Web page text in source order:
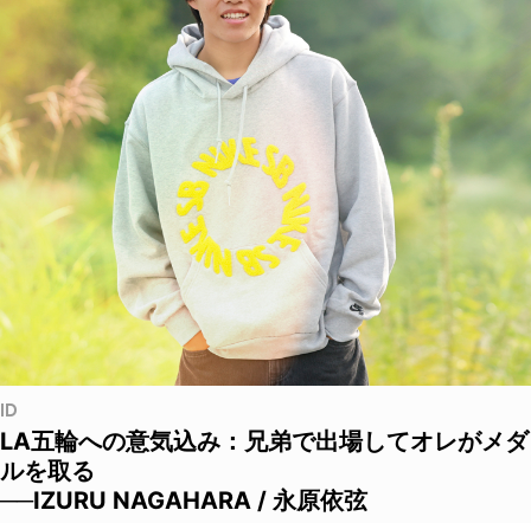
ID
LA五輪への意気込み：兄弟で出場してオレがメダ
ルを取る
──IZURU NAGAHARA / 永原依弦